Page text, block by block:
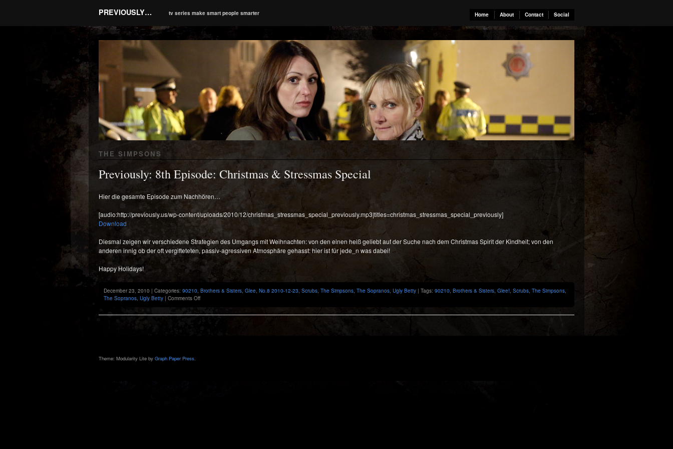
PREVIOUSLY… tv series make smart people smarter Home About Contact Social
THE SIMPSONS
Previously: 8th Episode: Christmas & Stressmas Special
Hier die gesamte Episode zum Nachhören…
[audio:http://previously.us/wp-content/uploads/2010/12/christmas_stressmas_special_previously.mp3|titles=christmas_stressmas_special_previously]
Download
Diesmal zeigen wir verschiedene Strategien des Umgangs mit Weihnachten: von den einen heiß geliebt auf der Suche nach dem Christmas Spirit der Kindheit; von den
anderen innig ob der oft vergifteteten, passiv-agressiven Atmosphäre gehasst: hier ist für jede_n was dabei!
Happy Holidays!
December 23, 2010 | Categories: 90210, Brothers & Sisters, Glee, No.8 2010-12-23, Scrubs, The Simpsons, The Sopranos, Ugly Betty | Tags: 90210, Brothers & Sisters, Glee!, Scrubs, The Simpsons,
The Sopranos, Ugly Betty | Comments Offon
Theme: Modularity Lite by Graph Paper Press.